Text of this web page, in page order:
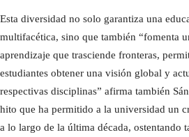
Esta diversidad no solo garantiza una
multifacética, sino que también “fomenta
aprendizaje que trasciende fronteras,
estudiantes obtener una visión global y
respectivas disciplinas” afirma también
hito que ha permitido a la universidad un
a lo largo de la última década, ostentando